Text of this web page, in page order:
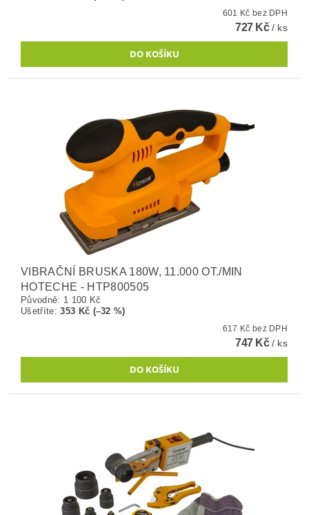
601 Kč bez DPH
727 Kč/ ks
VIBRAČNÍ BRUSKA 180W, 11.000 OT./MIN
HOTECHE - HTP800505
Původně: 1 100 Kč
Ušetříte:353 Kč (–32 %)
617 Kč bez DPH
747 Kč/ ks